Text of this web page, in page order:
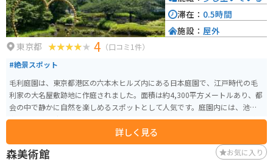
東京都 4 （口コミ1件）
#絶景スポット
毛利庭園は、東京都港区の六本木ヒルズ内にある日本庭園で、江戸時代の毛
利家の大名屋敷跡地に作庭されました。面積は約4,300平方メートルあり、都
会の中で静かに自然を楽しめるスポットとして人気です。庭園内には、池を
中心に滝や渓流、川のせせらぎが配されており、四季折々の美しい風景を楽
しむことができます。春には桜、秋には紅葉が見事で、特に桜の季節には多
くの観光客が訪れます。夜にはライトアップされ、幻想的な雰囲気が漂いま
す。 また、毛利庭園は周囲の商業施設と融合しており、庭園散策の後には六
詳しく見る
滞在： 0.5時間
施設： 屋外
森美術館 お気に入り